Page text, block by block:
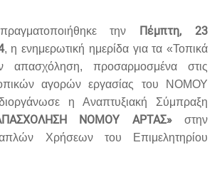
την
Πέμπτη, 23
, η ενημερωτική ημερίδα για τα «Τοπικά
απασχόληση, προσαρμοσμένα στις
αγορών εργασίας του ΝΟΜΟΥ
η Αναπτυξιακή Σύμπραξη
ΝΟΜΟΥ ΑΡΤΑΣ»στην
Χρήσεων του Επιμελητηρίου